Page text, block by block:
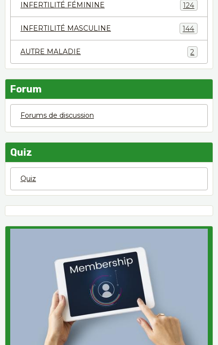
INFERTILITÉ FÉMININE 124
INFERTILITÉ MASCULINE 144
AUTRE MALADIE 2
Forum
Forums de discussion
Quiz
Quiz